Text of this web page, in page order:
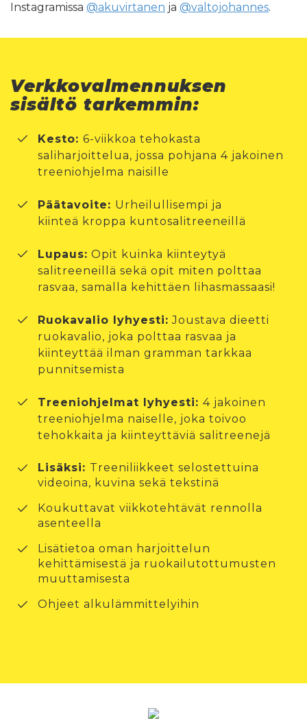
Instagramissa @akuvirtanen ja @valtojohannes.
Verkkovalmennuksen
sisältö tarkemmin:
Kesto: 6-viikkoa tehokasta
saliharjoittelua, jossa pohjana 4 jakoinen
treeniohjelma naisille
Päätavoite: Urheilullisempi ja
kiinteä kroppa kuntosalitreeneillä
Lupaus: Opit kuinka kiinteytyä
salitreeneillä sekä opit miten polttaa
rasvaa, samalla kehittäen lihasmassaasi!
Ruokavalio lyhyesti: Joustava dieetti
ruokavalio, joka polttaa rasvaa ja
kiinteyttää ilman gramman tarkkaa
punnitsemista
Treeniohjelmat lyhyesti: 4 jakoinen
treeniohjelma naiselle, joka toivoo
tehokkaita ja kiinteyttäviä salitreenejä
Lisäksi: Treeniliikkeet selostettuina
videoina, kuvina sekä tekstinä
Koukuttavat viikkotehtävät rennolla
asenteella
Lisätietoa oman harjoittelun
kehittämisestä ja ruokailutottumusten
muuttamisesta
Ohjeet alkulämmittelyihin